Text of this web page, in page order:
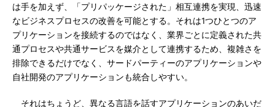
は手を加えず、「プリパッケージされた」相互連携を実現、迅速
なビジネスプロセスの改善を可能とする。それは1つひとつのア
プリケーションを接続するのではなく、業界ごとに定義された共
通プロセスや共通サービスを媒介として連携するため、複雑さを
排除できるだけでなく、サードパーティーのアプリケーションや
自社開発のアプリケーションも統合しやすい。
それはちょうど、異なる言語を話すアプリケーションのあいだ